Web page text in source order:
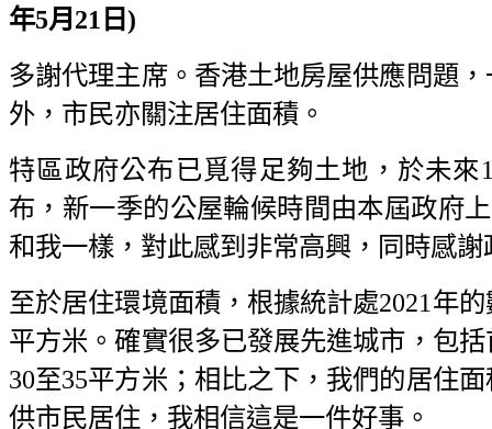
年5月21日)
多謝代理主席。香港土地房屋供應問題
外，市民亦關注居住面積。
特區政府公布已覓得足夠土地，於未來
布，新一季的公屋輪候時間由本屆政府
和我一樣，對此感到非常高興，同時感
至於居住環境面積，根據統計處2021年
平方米。確實很多已發展先進城市，包
30至35平方米；相比之下，我們的居住
供市民居住，我相信這是一件好事。